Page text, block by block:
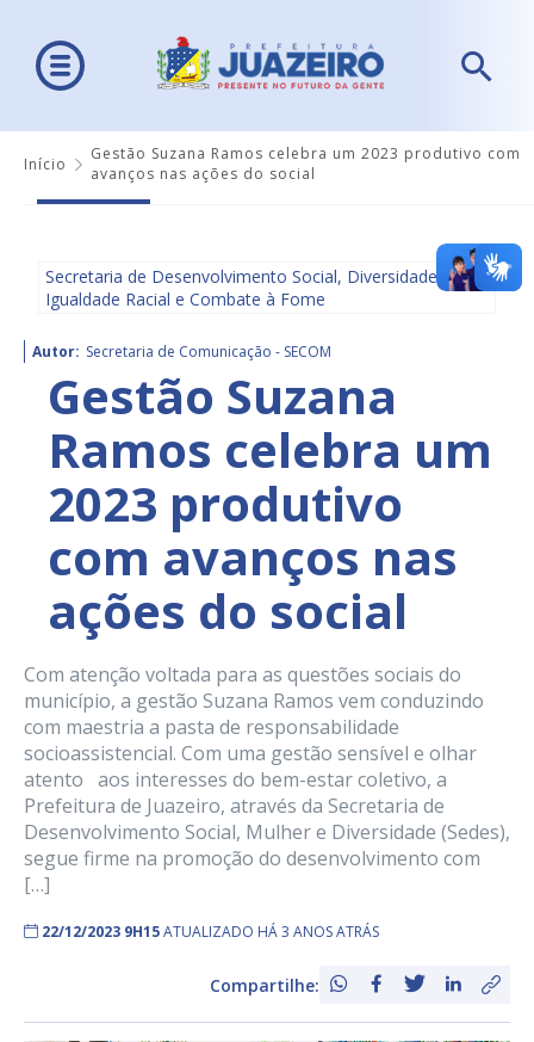
Início
Gestão Suzana Ramos celebra um 2023 produtivo com
avanços nas ações do social
Secretaria de Desenvolvimento Social, Diversidade,
Igualdade Racial e Combate à Fome
Autor: Secretaria de Comunicação - SECOM
Gestão Suzana
Ramos celebra um
2023 produtivo
com avanços nas
ações do social
Com atenção voltada para as questões sociais do
município, a gestão Suzana Ramos vem conduzindo
com maestria a pasta de responsabilidade
socioassistencial. Com uma gestão sensível e olhar
atento aos interesses do bem-estar coletivo, a
Prefeitura de Juazeiro, através da Secretaria de
Desenvolvimento Social, Mulher e Diversidade (Sedes),
segue firme na promoção do desenvolvimento com
[…]
22/12/2023 9H15ATUALIZADO HÁ 3 ANOS ATRÁS
Compartilhe: